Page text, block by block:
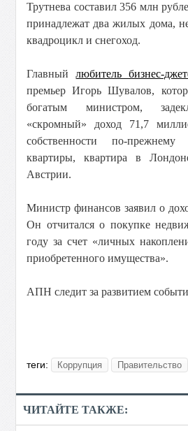
Трутнева составил 356 млн
принадлежат два жилых дома,
квадроцикл и снегоход.
Главныйлюбитель бизнес-
премьер Игорь Шувалов,
богатым министром,
«скромный» доход 71,7
собственности по-прежнему
квартиры, квартира в
Австрии.
Министр финансов заявил о
Он отчитался о покупке
году за счет «личных
приобретенного имущества».
АПН следит за развитием
теги: Коррупция Правительство
ЧИТАЙТЕ ТАКЖЕ: